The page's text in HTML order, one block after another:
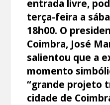
entrada livre,
terça-feira a
18h00. O
Coimbra, José
salientou que a
momento
“grande projeto
cidade de